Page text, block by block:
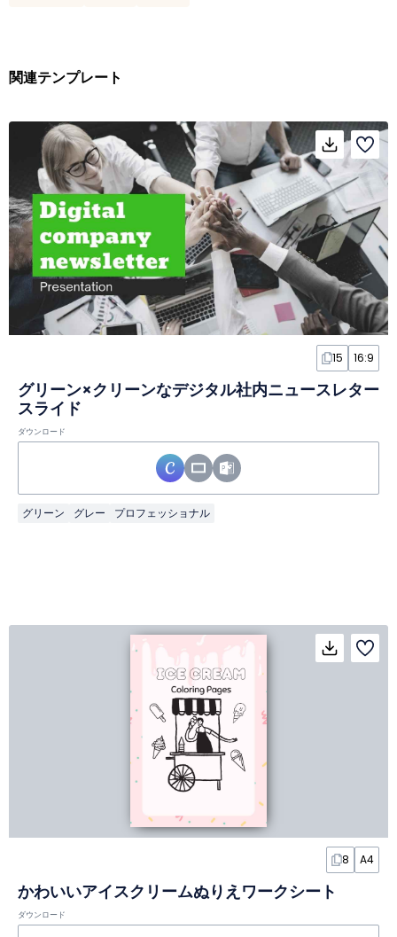
関連テンプレート
15 16:9
グリーン×クリーンなデジタル社内ニュースレター
スライド
ダウンロード
グリーン グレー プロフェッショナル
8 A4
かわいいアイスクリームぬりえワークシート
ダウンロード